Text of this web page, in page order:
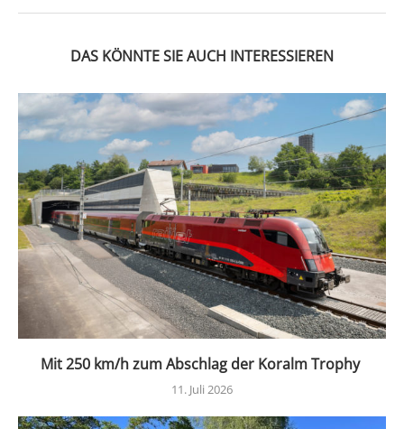
DAS KÖNNTE SIE AUCH INTERESSIEREN
Mit 250 km/h zum Abschlag der Koralm Trophy
11. Juli 2026